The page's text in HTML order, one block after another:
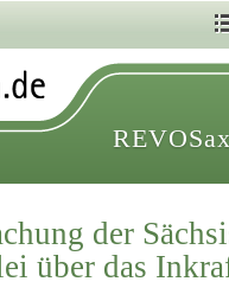
REVOSax
der
über das